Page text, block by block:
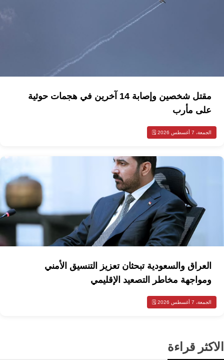
مقتل شخصين وإصابة 14 آخرين في هجمات حوثية
على مأرب
الجمعة، 7 أغسطس 2026 🗓️
العراق والسعودية تبحثان تعزيز التنسيق الأمني
ومواجهة مخاطر التصعيد الإقليمي
الجمعة، 7 أغسطس 2026 🗓️
الاكثر قراءة